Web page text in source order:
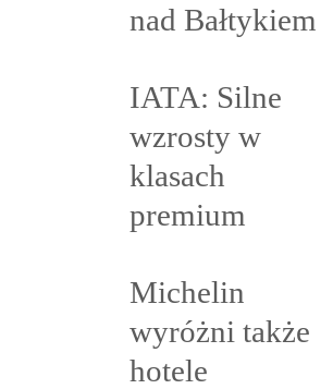
nad Bałtykiem
IATA: Silne
wzrosty w
klasach
premium
Michelin
wyróżni także
hotele